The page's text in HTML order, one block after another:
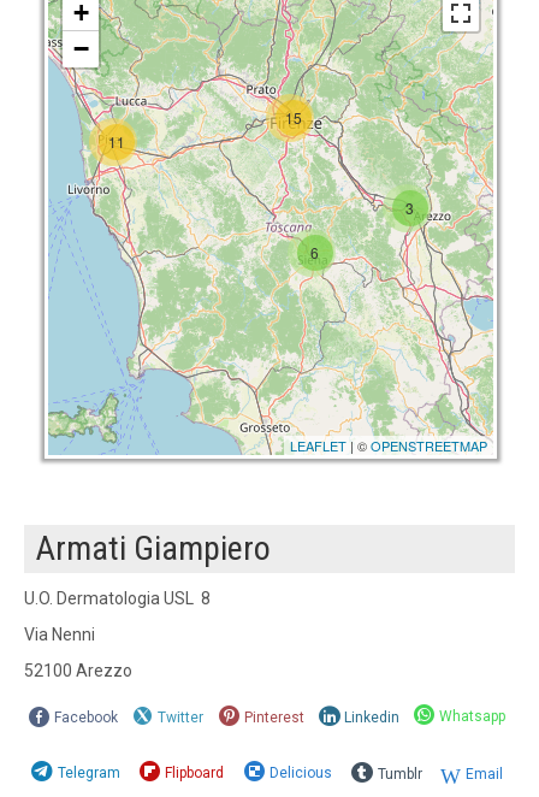
3
11
6
15
+
−
LEAFLET | ©OPENSTREETMAP
Armati Giampiero
U.O. Dermatologia USL 8
Via Nenni
52100 Arezzo
Facebook Twitter Pinterest Linkedin Whatsapp
Telegram Flipboard Delicious Tumblr Email